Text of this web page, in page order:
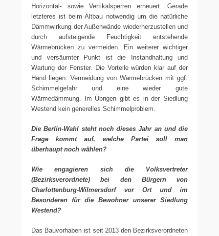
Horizontal- sowie Vertikalsperren erneuert. Gerade
letzteres ist beim Altbau notwendig um die natürliche
Dämmwirkung der Außenwände wiederherzustellen und
durch aufsteigende Feuchtigkeit entstehende
Wärmebrücken zu vermeiden. Ein weiterer wichtiger
und versäumter Punkt ist die Instandhaltung und
Wartung der Fenster. Die Vorteile würden klar auf der
Hand liegen: Vermeidung von Wärmebrücken mit ggf.
Schimmelgefahr und eine wieder gute
Wärmedämmung. Im Übrigen gibt es in der Siedlung
Westend kein generelles Schimmelproblem.
Die Berlin-Wahl steht noch dieses Jahr an und die
Frage kommt auf, welche Partei soll man
überhaupt noch wählen?
Wie engagieren sich die Volksvertreter
(Bezirksverordnete) bei den Bürgern von
Charlottenburg-Wilmersdorf vor Ort und im
Besonderen für die Bewohner unserer Siedlung
Westend?
Das Bauvorhaben ist seit 2013 den Bezirksverordneten